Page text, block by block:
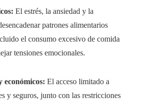
El estrés, la ansiedad y la
patrones alimentarios
el consumo excesivo de comida
tensiones emocionales.
económicos: El acceso limitado a
y seguros, junto con las restricciones